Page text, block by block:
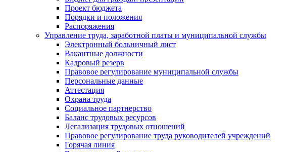
Проект бюджета
Порядки и положения
Распоряжения
Управление труда, заработной платы и муниципальной службы
Электронный больничный лист
Вакантные должности
Кадровый резерв
Правовое регулирование муниципальной службы
Персональные данные
Аттестация
Охрана труда
Социальное партнерство
Баланс трудовых ресурсов
Легализация трудовых отношений
Правовое регулирование труда руководителей учреждений
Горячая линия